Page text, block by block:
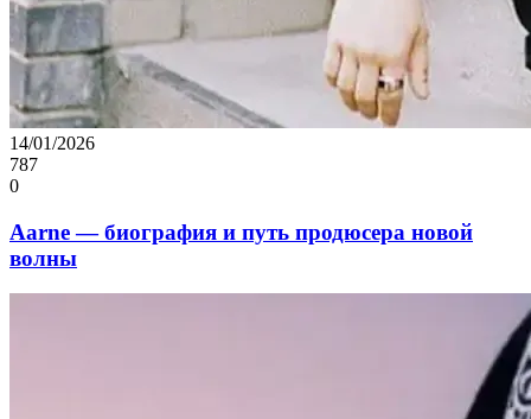
14/01/2026
787
0
Aarne — биография и путь продюсера новой
волны